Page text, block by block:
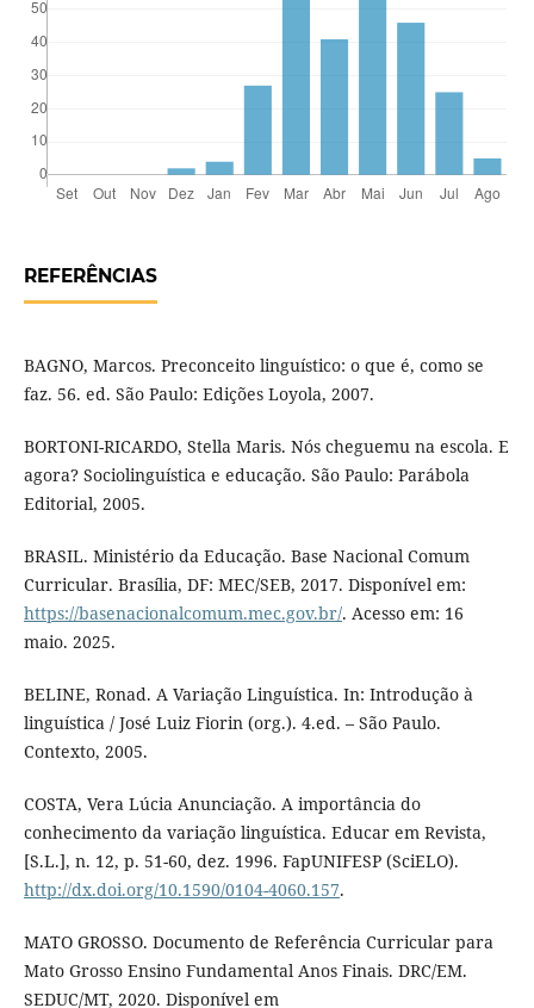
REFERÊNCIAS
BAGNO, Marcos. Preconceito linguístico: o que é, como se
faz. 56. ed. São Paulo: Edições Loyola, 2007.
BORTONI-RICARDO, Stella Maris. Nós cheguemu na escola. E
agora? Sociolinguística e educação. São Paulo: Parábola
Editorial, 2005.
BRASIL. Ministério da Educação. Base Nacional Comum
Curricular. Brasília, DF: MEC/SEB, 2017. Disponível em:
https://basenacionalcomum.mec.gov.br/. Acesso em: 16
maio. 2025.
BELINE, Ronad. A Variação Linguística. In: Introdução à
linguística / José Luiz Fiorin (org.). 4.ed. – São Paulo.
Contexto, 2005.
COSTA, Vera Lúcia Anunciação. A importância do
conhecimento da variação linguística. Educar em Revista,
[S.L.], n. 12, p. 51-60, dez. 1996. FapUNIFESP (SciELO).
http://dx.doi.org/10.1590/0104-4060.157.
MATO GROSSO. Documento de Referência Curricular para
Mato Grosso Ensino Fundamental Anos Finais. DRC/EM.
SEDUC/MT, 2020. Disponível em